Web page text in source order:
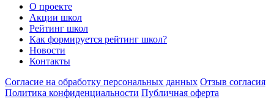
О проекте
Акции школ
Рейтинг школ
Как формируется рейтинг школ?
Новости
Контакты
Согласие на обработку персональных данных Отзыв согласия
Политика конфиденциальности Публичная оферта